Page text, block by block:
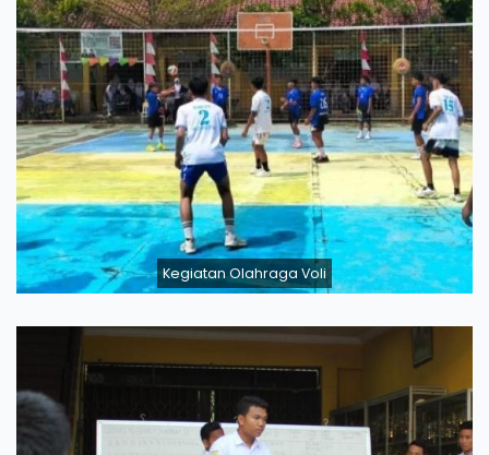
Kegiatan Olahraga Voli